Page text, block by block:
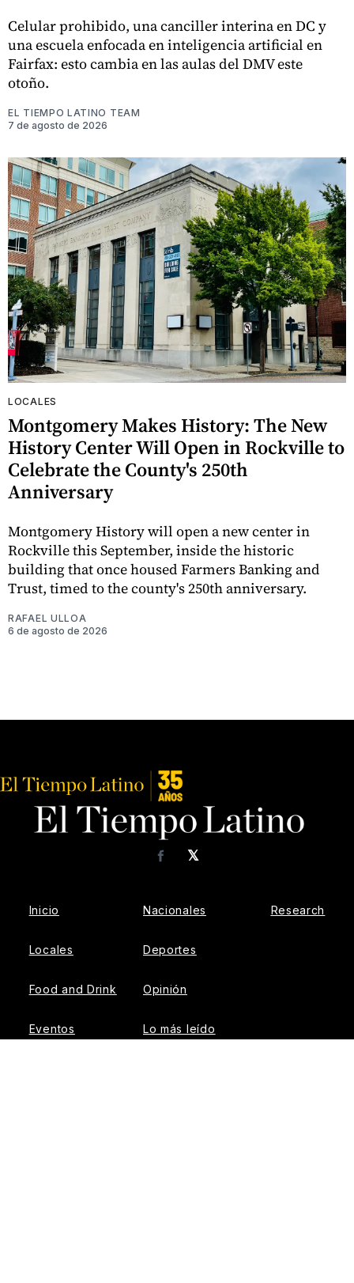
Celular prohibido, una canciller interina en DC y
una escuela enfocada en inteligencia artificial en
Fairfax: esto cambia en las aulas del DMV este
otoño.
EL TIEMPO LATINO TEAM
7 de agosto de 2026
LOCALES
Montgomery Makes History: The New
History Center Will Open in Rockville to
Celebrate the County's 250th
Anniversary
Montgomery History will open a new center in
Rockville this September, inside the historic
building that once housed Farmers Banking and
Trust, timed to the county's 250th anniversary.
RAFAEL ULLOA
6 de agosto de 2026
𝕏
Facebook
Inicio
Locales
Food and Drink
Eventos
Nacionales
Deportes
Opinión
Lo más leído
Research